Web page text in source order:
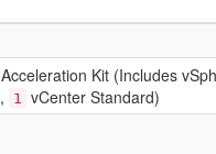
Kit (Includes
1 vCenter Standard)